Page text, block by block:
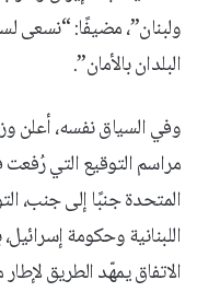
ولبنان”، مضيفًا: “نسعى
البلدان بالأمان”.
وفي السياق نفسه، أعلن
مراسم التوقيع التي رُفعت
المتحدة جنبًا إلى جنب،
اللبنانية وحكومة
الاتفاق يمهّد الطريق